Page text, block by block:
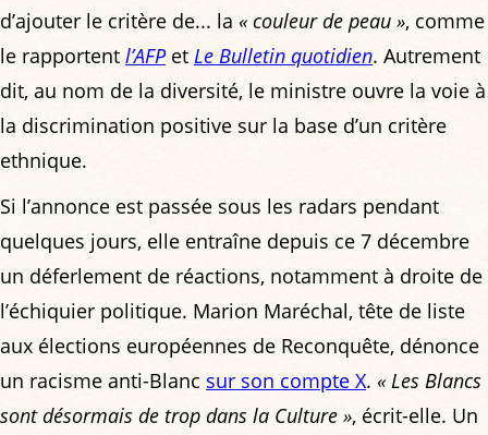
d’ajouter le critère de... la « couleur de peau », comme
le rapportent l’AFPet Le Bulletin quotidien. Autrement
dit, au nom de la diversité, le ministre ouvre la voie à
la discrimination positive sur la base d’un critère
ethnique.
Si l’annonce est passée sous les radars pendant
quelques jours, elle entraîne depuis ce 7 décembre
un déferlement de réactions, notamment à droite de
l’échiquier politique. Marion Maréchal, tête de liste
aux élections européennes de Reconquête, dénonce
un racisme anti-Blanc sur son compte X. « Les Blancs
sont désormais de trop dans la Culture », écrit-elle. Un